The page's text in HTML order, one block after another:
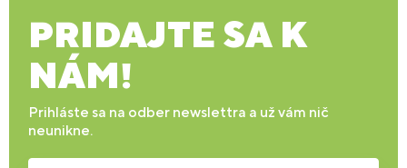
PRIDAJTE SA K
NÁM!
Prihláste sa na odber newslettra a už vám nič
neunikne.